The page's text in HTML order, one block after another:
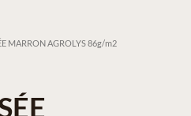
MARRON AGROLYS 86g/m2